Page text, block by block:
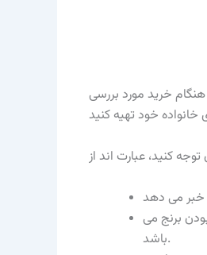
هنگام خرید مورد بررسی
برنج می
باشد.